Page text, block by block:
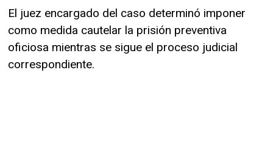
El juez encargado del caso determinó imponer
como medida cautelar la prisión preventiva
oficiosa mientras se sigue el proceso judicial
correspondiente.